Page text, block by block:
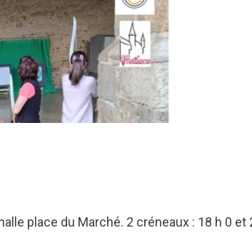
place du Marché. 2 créneaux : 18 h 0